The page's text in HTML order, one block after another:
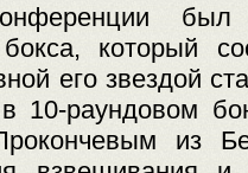
был
бокса, который
его звездой
в 10-раундовом
из